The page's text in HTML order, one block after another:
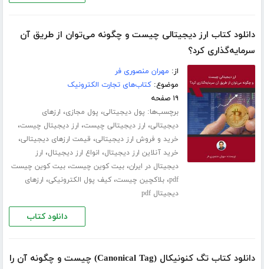
دانلود کتاب ارز دیجیتالی چیست و چگونه می‌توان از طریق آن
سرمایه‌گذاری کرد؟
از: مهران منصوری فر
موضوع:کتاب‌های تجارت الکترونیک
۱۹ صفحه
برچسب‌ها: پول دیجیتالی، پول مجازی، ارزهای
دیجیتالی، ارز دیجیتالی چیست، ارز دیجیتال چیست،
خرید و فروش ارز دیجیتالی، قیمت ارزهای دیجیتالی،
خرید آنلاین ارز دیجیتال، انواع ارز دیجیتال، ارز
دیجیتال در ایران،بیت کوین چیست،بیت کوین چیست
pdf،بلاکچین چیست،کیف پول الکترونیکی، ارزهای
دیجیتال pdf
دانلود کتاب
دانلود کتاب تگ کنونیکال (Canonical Tag) چیست و چگونه آن را